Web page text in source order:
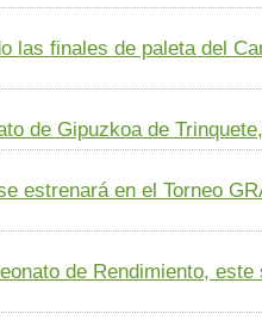
las finales de paleta del
de Gipuzkoa de
estrenará en el Torneo
de Rendimiento,